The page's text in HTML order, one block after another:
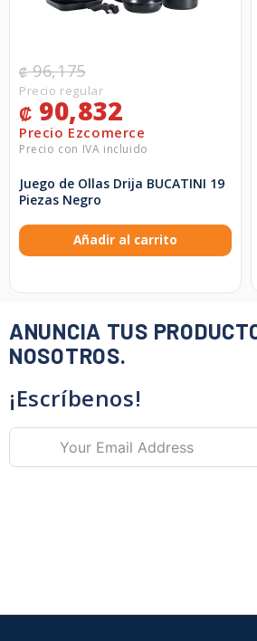
₡96,175
₡ 90,832
Juego de Ollas Drija BUCATINI 19
Piezas Negro
Añadir al carrito
ANUNCIA TUS
NOSOTROS.
¡Escríbenos!